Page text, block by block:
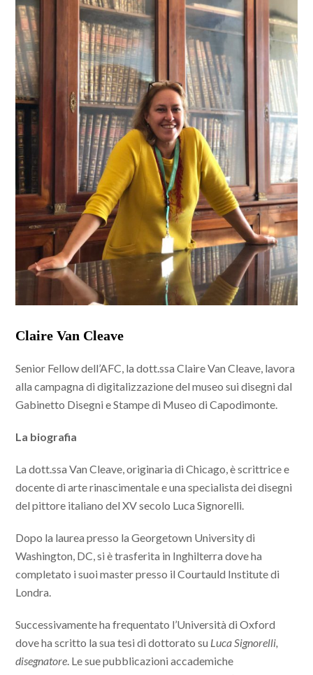
Claire Van Cleave
Senior Fellow dell’AFC, la dott.ssa Claire Van Cleave, lavora
alla campagna di digitalizzazione del museo sui disegni dal
Gabinetto Disegni e Stampe di Museo di Capodimonte.
La biografia
La dott.ssa Van Cleave, originaria di Chicago, è scrittrice e
docente di arte rinascimentale e una specialista dei disegni
del pittore italiano del XV secolo Luca Signorelli.
Dopo la laurea presso la Georgetown University di
Washington, DC, si è trasferita in Inghilterra dove ha
completato i suoi master presso il Courtauld Institute di
Londra.
Successivamente ha frequentato l’Università di Oxford
dove ha scritto la sua tesi di dottorato su Luca Signorelli,
disegnatore. Le sue pubblicazioni accademiche